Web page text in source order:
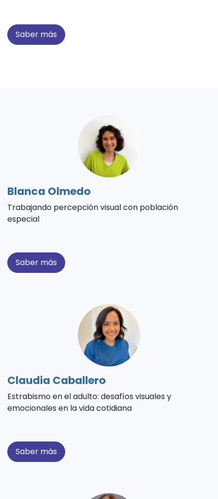
Saber más
Blanca Olmedo
Trabajando percepción visual con población
especial
Saber más
Claudia Caballero
Estrabismo en el adulto: desafíos visuales y
emocionales en la vida cotidiana
Saber más